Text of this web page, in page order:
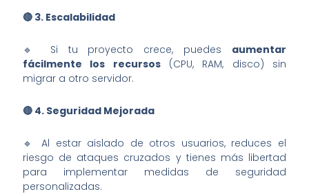
🔴 3. Escalabilidad
🔹 Si tu proyecto crece, puedes aumentar
fácilmente los recursos(CPU, RAM, disco) sin
migrar a otro servidor.
🔴 4. Seguridad Mejorada
🔹 Al estar aislado de otros usuarios, reduces el
riesgo de ataques cruzados y tienes más libertad
para implementar medidas de seguridad
personalizadas.